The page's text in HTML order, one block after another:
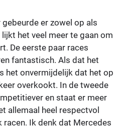
er zowel op als
het veel meer te gaan om
De eerste paar races
fantastisch. Als dat het
het onvermijdelijk dat het op
overkookt. In de tweede
en staat er meer
allemaal heel respectvol
racen. Ik denk dat Mercedes